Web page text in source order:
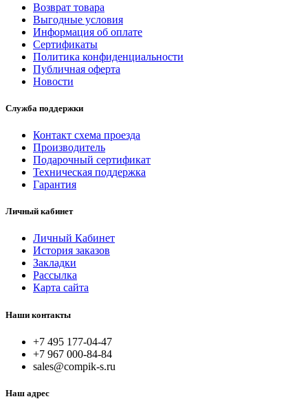
Возврат товара
Выгодные условия
Информация об оплате
Сертификаты
Политика конфиденциальности
Публичная оферта
Новости
Служба поддержки
Контакт схема проезда
Производитель
Подарочный сертификат
Техническая поддержка
Гарантия
Личный кабинет
Личный Кабинет
История заказов
Закладки
Рассылка
Карта сайта
Наши контакты
+7 495 177-04-47
+7 967 000-84-84
sales@compik-s.ru
Наш адрес